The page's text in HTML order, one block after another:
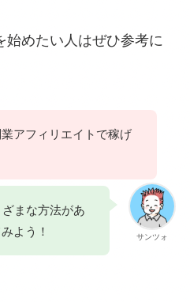
始めたい人はぜひ参考に
アフィリエイトで稼げ
サンツォ
まな方法があ
よう！